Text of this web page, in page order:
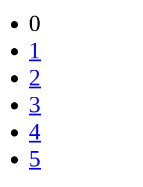
0
1
2
3
4
5